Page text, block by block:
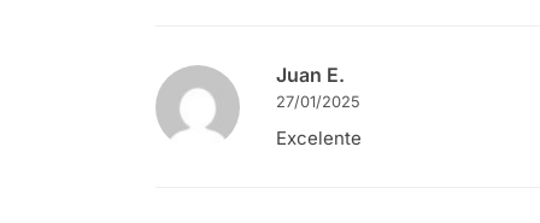
Juan E.
27/01/2025
Excelente